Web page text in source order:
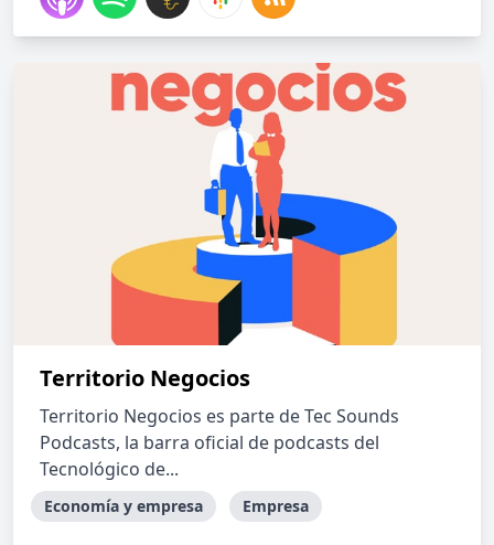
Territorio Negocios
Territorio Negocios es parte de Tec Sounds
Podcasts, la barra oficial de podcasts del
Tecnológico de...
Economía y empresa Empresa